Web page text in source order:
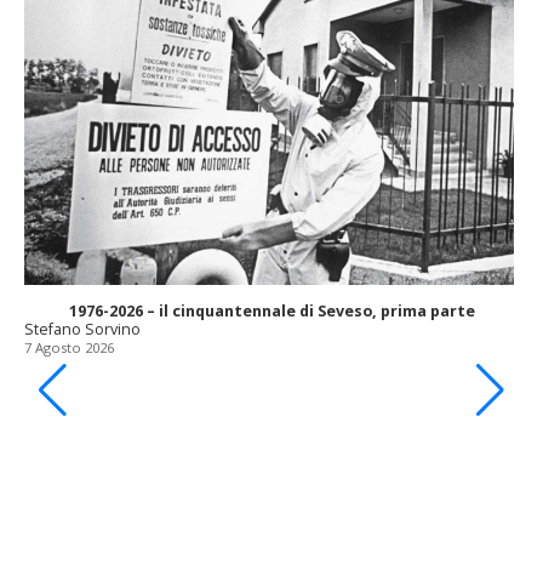
1976-2026 – il cinquantennale di Seveso, prima parte
Stefano Sorvino
7 Agosto 2026